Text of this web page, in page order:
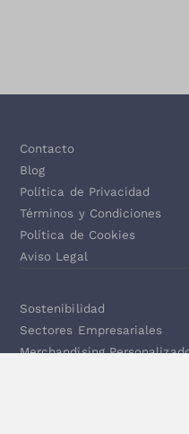
Contacto
Blog
Política de Privacidad
Términos y Condiciones
Política de Cookies
Aviso Legal
Sostenibilidad
Sectores Empresariales
Merchandising